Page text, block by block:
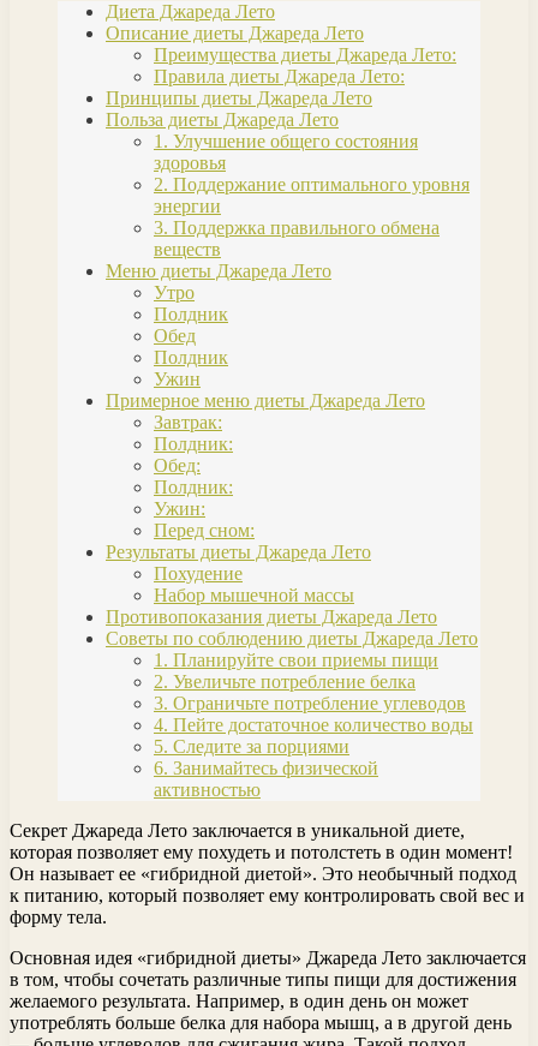
Диета Джареда Лето
Описание диеты Джареда Лето
Преимущества диеты Джареда Лето:
Правила диеты Джареда Лето:
Принципы диеты Джареда Лето
Польза диеты Джареда Лето
1. Улучшение общего состояния
здоровья
2. Поддержание оптимального уровня
энергии
3. Поддержка правильного обмена
веществ
Меню диеты Джареда Лето
Утро
Полдник
Обед
Полдник
Ужин
Примерное меню диеты Джареда Лето
Завтрак:
Полдник:
Обед:
Полдник:
Ужин:
Перед сном:
Результаты диеты Джареда Лето
Похудение
Набор мышечной массы
Противопоказания диеты Джареда Лето
Советы по соблюдению диеты Джареда Лето
1. Планируйте свои приемы пищи
2. Увеличьте потребление белка
3. Ограничьте потребление углеводов
4. Пейте достаточное количество воды
5. Следите за порциями
6. Занимайтесь физической
активностью
Секрет Джареда Лето заключается в уникальной диете,
которая позволяет ему похудеть и потолстеть в один момент!
Он называет ее «гибридной диетой». Это необычный подход
к питанию, который позволяет ему контролировать свой вес и
форму тела.
Основная идея «гибридной диеты» Джареда Лето заключается
в том, чтобы сочетать различные типы пищи для достижения
желаемого результата. Например, в один день он может
употреблять больше белка для набора мышц, а в другой день